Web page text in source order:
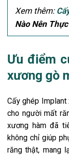
Xem thêm:
Nào Nên
Ưu điểm
xương gò
Cấy ghép
cho người mất
xương hàm đã
không chỉ giúp
răng thật, mang